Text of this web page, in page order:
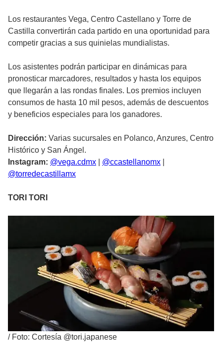
Los restaurantes Vega, Centro Castellano y Torre de
Castilla convertirán cada partido en una oportunidad para
competir gracias a sus quinielas mundialistas.
Los asistentes podrán participar en dinámicas para
pronosticar marcadores, resultados y hasta los equipos
que llegarán a las rondas finales. Los premios incluyen
consumos de hasta 10 mil pesos, además de descuentos
y beneficios especiales para los ganadores.
Dirección: Varias sucursales en Polanco, Anzures, Centro
Histórico y San Ángel.
Instagram: @vega.cdmx @ccastellanomx
@torredecastillamx
TORI TORI
/ Foto: Cortesía @tori.japanese